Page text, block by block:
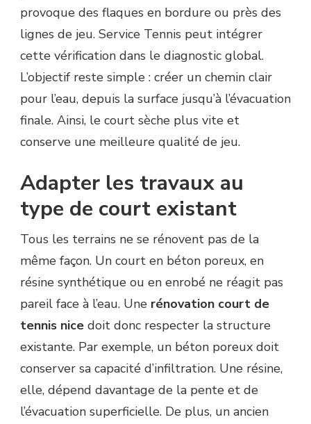
provoque des flaques en bordure ou près des
lignes de jeu. Service Tennis peut intégrer
cette vérification dans le diagnostic global.
L’objectif reste simple : créer un chemin clair
pour l’eau, depuis la surface jusqu’à l’évacuation
finale. Ainsi, le court sèche plus vite et
conserve une meilleure qualité de jeu.
Adapter les travaux au
type de court existant
Tous les terrains ne se rénovent pas de la
même façon. Un court en béton poreux, en
résine synthétique ou en enrobé ne réagit pas
pareil face à l’eau. Une rénovation court de
tennis nice doit donc respecter la structure
existante. Par exemple, un béton poreux doit
conserver sa capacité d’infiltration. Une résine,
elle, dépend davantage de la pente et de
l’évacuation superficielle. De plus, un ancien